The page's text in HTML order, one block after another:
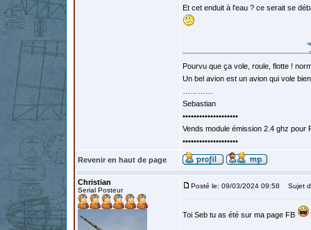
Et cet enduit à l'eau ? ce serait se
Pourvu que ça vole, roule, flotte !
Un bel avion est un avion qui vole
Sebastian
••••••••••••••••••••
Vends module émission 2.4 ghz
••••••••••••••••••••
Revenir en haut de page
Christian
Serial Posteur
Posté le: 09/03/2024 09:58 Sujet
Toi Seb tu as été sur ma page FB